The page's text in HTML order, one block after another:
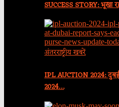
SUCCESS STORY: भूखा
अंतरराष्ट्रीय खबरें
IPL AUCTION 2024:
2024…